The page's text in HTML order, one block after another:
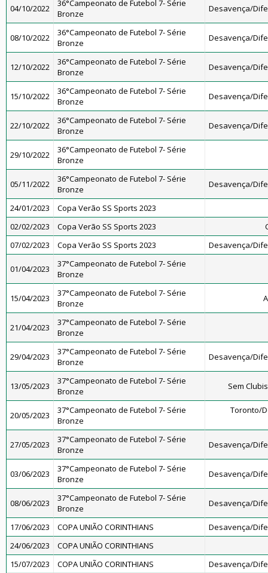
04/10/2022
36°Campeonato de Futebol 7- Série
Bronze
Desavença/
08/10/2022
36°Campeonato de Futebol 7- Série
Bronze
Desavença/
12/10/2022
36°Campeonato de Futebol 7- Série
Bronze
Desavença/
15/10/2022
36°Campeonato de Futebol 7- Série
Bronze
Desavença/
22/10/2022
36°Campeonato de Futebol 7- Série
Bronze
Desavença/
29/10/2022
36°Campeonato de Futebol 7- Série
Bronze
05/11/2022
36°Campeonato de Futebol 7- Série
Bronze
Desavença/
24/01/2023
Copa Verão SS Sports 2023
02/02/2023
Copa Verão SS Sports 2023
07/02/2023
Copa Verão SS Sports 2023 Desavença/
01/04/2023
37°Campeonato de Futebol 7- Série
Bronze
15/04/2023
37°Campeonato de Futebol 7- Série
Bronze
21/04/2023
37°Campeonato de Futebol 7- Série
Bronze
29/04/2023
37°Campeonato de Futebol 7- Série
Bronze
Desavença/
13/05/2023
37°Campeonato de Futebol 7- Série
Bronze
Sem
20/05/2023
37°Campeonato de Futebol 7- Série
Bronze
Toronto/
27/05/2023
37°Campeonato de Futebol 7- Série
Bronze
Desavença/
03/06/2023
37°Campeonato de Futebol 7- Série
Bronze
Desavença/
08/06/2023
37°Campeonato de Futebol 7- Série
Bronze
Desavença/
17/06/2023 COPA UNIÃO CORINTHIANS
Desavença/
24/06/2023
COPA UNIÃO CORINTHIANS
15/07/2023
COPA UNIÃO CORINTHIANS
Desavença/